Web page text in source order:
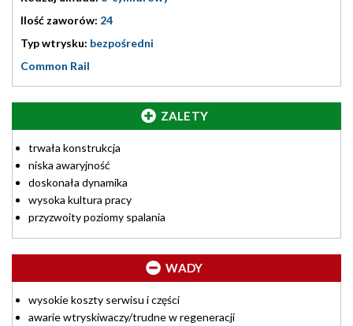
Ilość zaworów: 24
Typ wtrysku: bezpośredni
Common Rail
ZALETY
trwała konstrukcja
niska awaryjność
doskonała dynamika
wysoka kultura pracy
przyzwoity poziomy spalania
WADY
wysokie koszty serwisu i części
awarie wtryskiwaczy/trudne w regeneracji